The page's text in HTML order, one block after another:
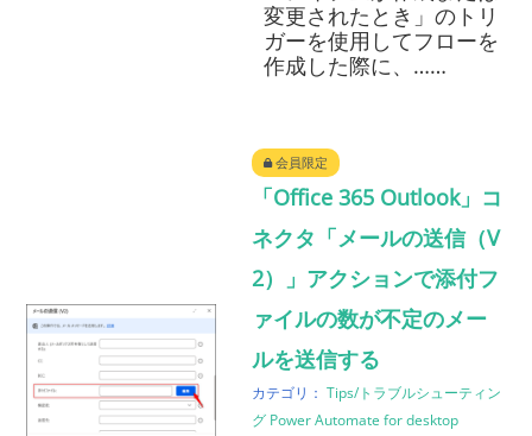
変更されたとき」のトリ
ガーを使用してフローを
作成した際に、……
会員限定
「Office 365 Outlook」コ
ネクタ「メールの送信（V
2）」アクションで添付フ
ァイルの数が不定のメー
ルを送信する
カテゴリ：Tips/トラブルシューティン
グ Power Automate for desktop